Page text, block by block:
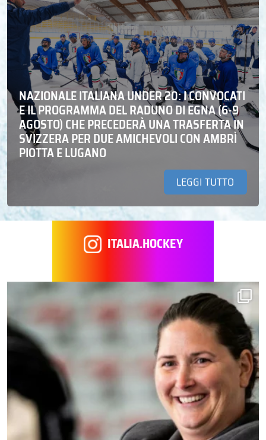
NAZIONALE ITALIANA UNDER 20: I CONVOCATI
E IL PROGRAMMA DEL RADUNO DI EGNA (6-9
AGOSTO) CHE PRECEDERÀ UNA TRASFERTA IN
SVIZZERA PER DUE AMICHEVOLI CON AMBRÌ
PIOTTA E LUGANO
LEGGI TUTTO
ITALIA.HOCKEY